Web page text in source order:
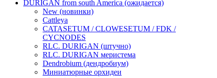
DURIGAN from south America (ожидается)
New (новинки)
Cattleya
CATASETUM / CLOWESETUM / FDK /
CYCNODES
RLC. DURIGAN (штучно)
RLC. DURIGAN меристема
Dendrobium (дендробиум)
Миниатюрные орхидеи